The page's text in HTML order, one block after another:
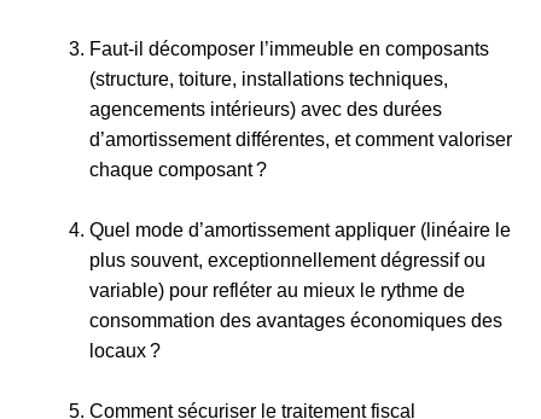
Faut‑il décomposer l’immeuble en composants
(structure, toiture, installations techniques,
agencements intérieurs) avec des durées
d’amortissement différentes, et comment valoriser
chaque composant ?
Quel mode d’amortissement appliquer (linéaire le
plus souvent, exceptionnellement dégressif ou
variable) pour refléter au mieux le rythme de
consommation des avantages économiques des
locaux ?
Comment sécuriser le traitement fiscal